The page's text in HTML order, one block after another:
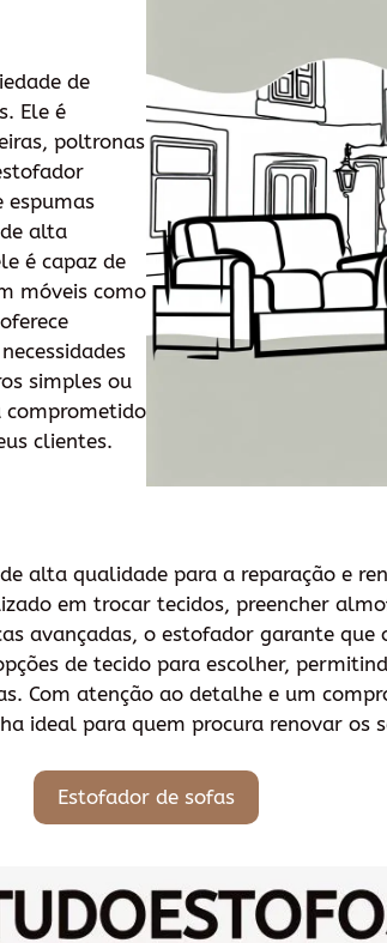
de
Ele é
poltronas
espumas
alta
é capaz de
móveis como
simples ou
comprometido
clientes.
alta qualidade para a reparação e
em trocar tecidos, preencher
avançadas, o estofador garante que
de tecido para escolher,
Com atenção ao detalhe e um
ideal para quem procura renovar os
Estofador de sofas